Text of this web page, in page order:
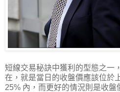
短線交易秘訣中獲利的型態之一
在，就是當日的收盤價應該位於
25% 內，而更好的情況則是收